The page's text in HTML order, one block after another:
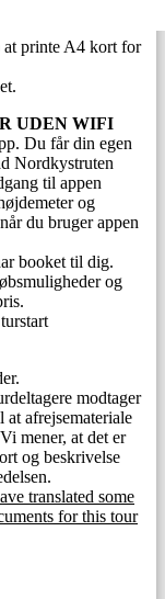
at printe A4 kort for
UDEN WIFI
Du får din egen
Nordkystruten
til appen
og
du bruger appen
booket til dig.
og
modtager
afrejsemateriale
mener, at det er
og beskrivelse
translated some
for this tour